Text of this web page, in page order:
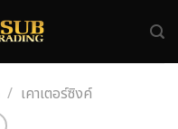
/ เคาเตอร์ซิงค์